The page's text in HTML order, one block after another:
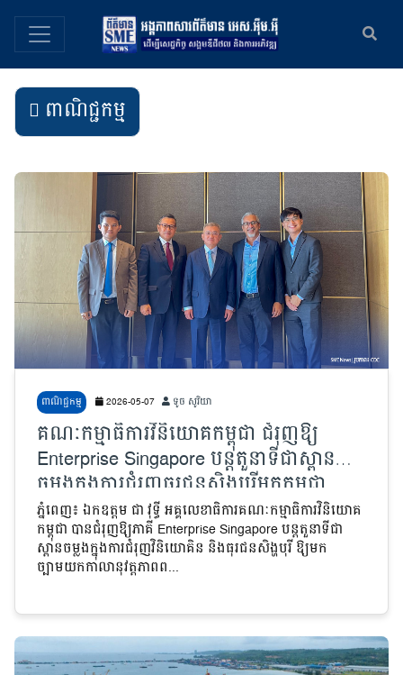
ពាណិជ្ជកម្ម
ពាណិជ្ជកម្ម 2026-05-07 ទូច សូរិយា
គណៈកម្មាធិការវិនិយោគកម្ពុជា ជំរុញឱ្យ
Enterprise Singapore បន្តតួនាទីជាស្ពាន
ចម្លងក្នុងការជំរុញធុរជនសិង្ហបុរីមកកម្ពុជា
ដើម្បីបង្កើនការនាំចេញទៅកាន់ទីផ្សារតំបន់
ភ្នំពេញ៖ ឯកឧត្តម ជា វុទ្ធី អគ្គលេខាធិការគណៈកម្មាធិការវិនិយោគ
កម្ពុជា បានជំរុញឱ្យភាគី Enterprise Singapore បន្តតួនាទីជា
ស្ពានចម្លងក្នុងការជំរុញវិនិយោគិន និងធុរជនសិង្ហបុរី ឱ្យមក
ច្បាមយកកាលានុវត្តភាពព...